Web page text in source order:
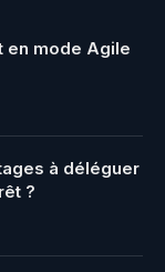
en mode Agile
à déléguer
?